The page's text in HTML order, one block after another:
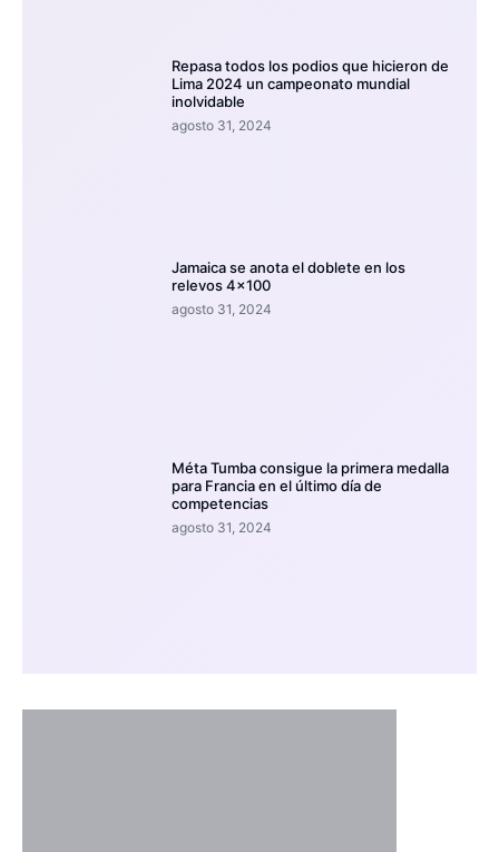
Repasa todos los podios que hicieron de
Lima 2024 un campeonato mundial
inolvidable
agosto 31, 2024
Jamaica se anota el doblete en los
relevos 4×100
agosto 31, 2024
Méta Tumba consigue la primera medalla
para Francia en el último día de
competencias
agosto 31, 2024